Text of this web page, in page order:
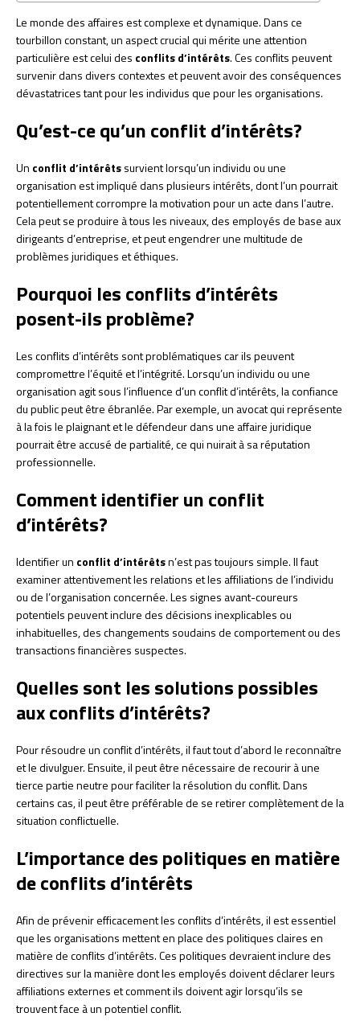
Le monde des affaires est complexe et dynamique. Dans ce
tourbillon constant, un aspect crucial qui mérite une attention
particulière est celui des conflits d’intérêts. Ces conflits peuvent
survenir dans divers contextes et peuvent avoir des conséquences
dévastatrices tant pour les individus que pour les organisations.
Qu’est-ce qu’un conflit d’intérêts?
Un conflit d’intérêtssurvient lorsqu’un individu ou une
organisation est impliqué dans plusieurs intérêts, dont l’un pourrait
potentiellement corrompre la motivation pour un acte dans l’autre.
Cela peut se produire à tous les niveaux, des employés de base aux
dirigeants d’entreprise, et peut engendrer une multitude de
problèmes juridiques et éthiques.
Pourquoi les conflits d’intérêts
posent-ils problème?
Les conflits d’intérêts sont problématiques car ils peuvent
compromettre l’équité et l’intégrité. Lorsqu’un individu ou une
organisation agit sous l’influence d’un conflit d’intérêts, la confiance
du public peut être ébranlée. Par exemple, un avocat qui représente
à la fois le plaignant et le défendeur dans une affaire juridique
pourrait être accusé de partialité, ce qui nuirait à sa réputation
professionnelle.
Comment identifier un conflit
d’intérêts?
Identifier un conflit d’intérêtsn’est pas toujours simple. Il faut
examiner attentivement les relations et les affiliations de l’individu
ou de l’organisation concernée. Les signes avant-coureurs
potentiels peuvent inclure des décisions inexplicables ou
inhabituelles, des changements soudains de comportement ou des
transactions financières suspectes.
Quelles sont les solutions possibles
aux conflits d’intérêts?
Pour résoudre un conflit d’intérêts, il faut tout d’abord le reconnaître
et le divulguer. Ensuite, il peut être nécessaire de recourir à une
tierce partie neutre pour faciliter la résolution du conflit. Dans
certains cas, il peut être préférable de se retirer complètement de la
situation conflictuelle.
L’importance des politiques en matière
de conflits d’intérêts
Afin de prévenir efficacement les conflits d’intérêts, il est essentiel
que les organisations mettent en place des politiques claires en
matière de conflits d’intérêts. Ces politiques devraient inclure des
directives sur la manière dont les employés doivent déclarer leurs
affiliations externes et comment ils doivent agir lorsqu’ils se
trouvent face à un potentiel conflit.